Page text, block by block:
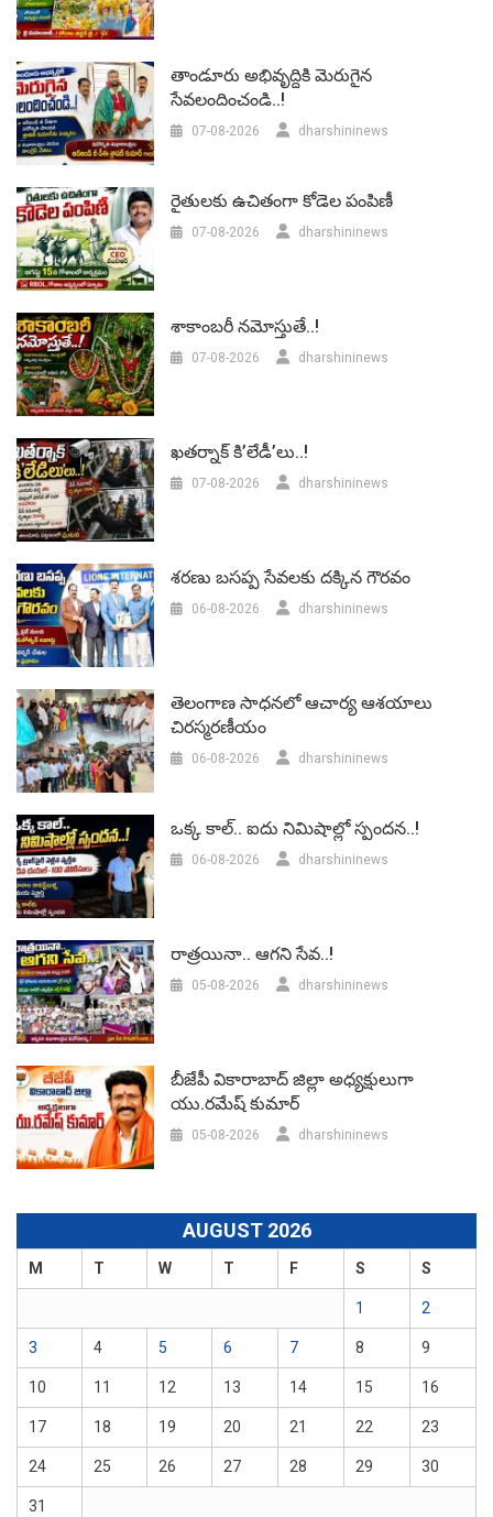
తాండూరు అభివృద్దికి మెరుగైన
సేవలందించండి..!
07-08-2026 dharshininews
రైతులకు ఉచితంగా కోడెల పంపిణీ
07-08-2026 dharshininews
శాకాంబరీ నమోస్తుతే..!
07-08-2026 dharshininews
ఖతర్నాక్ కి’లేడీ’లు..!
07-08-2026 dharshininews
శరణు బసప్ప సేవలకు దక్కిన గౌరవం
06-08-2026 dharshininews
తెలంగాణ సాధనలో ఆచార్య ఆశయాలు
చిరస్మరణీయం
06-08-2026 dharshininews
ఒక్క కాల్.. ఐదు నిమిషాల్లో స్పందన..!
06-08-2026 dharshininews
రాత్రయినా.. ఆగని సేవ..!
05-08-2026 dharshininews
బీజేపీ వికారాబాద్‌ జిల్లా అధ్యక్షులుగా
యు.రమేష్‌ కుమార్
05-08-2026 dharshininews
AUGUST 2026
M T W T F S S
1 2
3 4 5 6 7 8 9
10 11 12 13 14 15 16
17 18 19 20 21 22 23
24 25 26 27 28 29 30
31